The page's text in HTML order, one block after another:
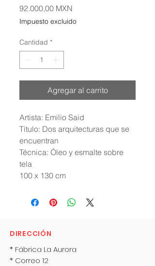
92.000,00 MXN
Impuesto excluido
Cantidad *
Agregar al carrito
Artista: Emilio Said
Título: Dos arquitecturas que se
encuentran
Técnica: Óleo y esmalte sobre
tela
100 x 130 cm
DIRECCIÓN
* Fábrica La Aurora
* Correo 12